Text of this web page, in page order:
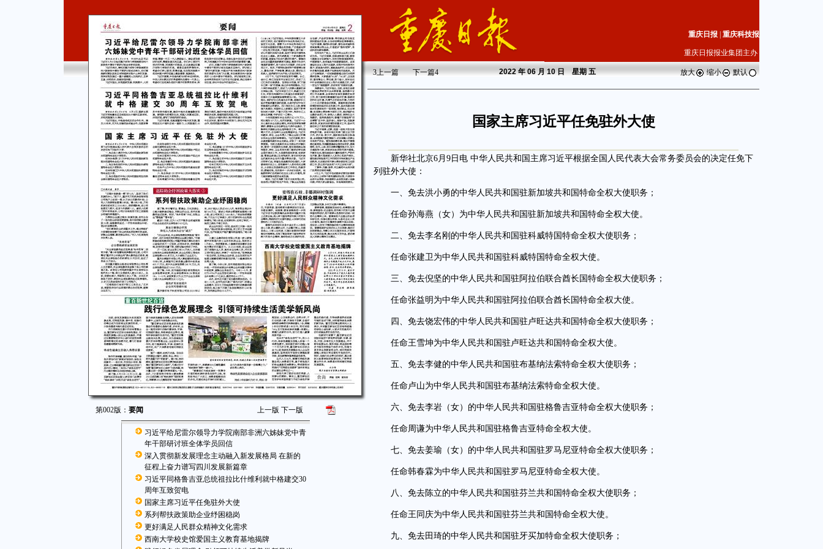
第002版： 要闻 上一版 下一版
习近平给尼雷尔领导力学院南部非洲六姊妹党中青
年干部研讨班全体学员回信
深入贯彻新发展理念主动融入新发展格局 在新的
征程上奋力谱写四川发展新篇章
习近平同格鲁吉亚总统祖拉比什维利就中格建交30
周年互致贺电
国家主席习近平任免驻外大使
系列帮扶政策助企业纾困稳岗
更好满足人民群众精神文化需求
西南大学校史馆爱国主义教育基地揭牌
重庆日报 重庆科技报
重庆日报报业集团主办
3上一篇 下一篇4 2022年 06 月 10 日 星期五 放大 缩小 默认
国家主席习近平任免驻外大使
新华社北京6月9日电 中华人民共和国主席习近平根据全国人民代表大会常务委员会的决定任免下
列驻外大使：
一、免去洪小勇的中华人民共和国驻新加坡共和国特命全权大使职务；
任命孙海燕（女）为中华人民共和国驻新加坡共和国特命全权大使。
二、免去李名刚的中华人民共和国驻科威特国特命全权大使职务；
任命张建卫为中华人民共和国驻科威特国特命全权大使。
三、免去倪坚的中华人民共和国驻阿拉伯联合酋长国特命全权大使职务；
任命张益明为中华人民共和国驻阿拉伯联合酋长国特命全权大使。
四、免去饶宏伟的中华人民共和国驻卢旺达共和国特命全权大使职务；
任命王雪坤为中华人民共和国驻卢旺达共和国特命全权大使。
五、免去李健的中华人民共和国驻布基纳法索特命全权大使职务；
任命卢山为中华人民共和国驻布基纳法索特命全权大使。
六、免去李岩（女）的中华人民共和国驻格鲁吉亚特命全权大使职务；
任命周谦为中华人民共和国驻格鲁吉亚特命全权大使。
七、免去姜瑜（女）的中华人民共和国驻罗马尼亚特命全权大使职务；
任命韩春霖为中华人民共和国驻罗马尼亚特命全权大使。
八、免去陈立的中华人民共和国驻芬兰共和国特命全权大使职务；
任命王同庆为中华人民共和国驻芬兰共和国特命全权大使。
九、免去田琦的中华人民共和国驻牙买加特命全权大使职务；